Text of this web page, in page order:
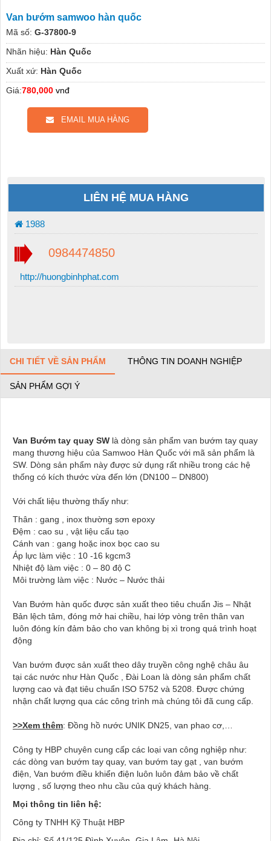
Van bướm samwoo hàn quốc
Mã số: G-37800-9
Nhãn hiệu: Hàn Quốc
Xuất xứ: Hàn Quốc
Giá:780,000 vnđ
EMAIL MUA HÀNG
LIÊN HỆ MUA HÀNG
1988
0984474850
http://huongbinhphat.com
CHI TIẾT VỀ SẢN PHẨM THÔNG TIN DOANH NGHIỆP
SẢN PHẨM GỢI Ý
Van Bướm tay quay SW ​ là dòng sản phẩm van bướm tay quay
mang thương hiệu của Samwoo Hàn Quốc với mã sản phẩm là
SW. Dòng sản phẩm này được sử dụng rất nhiều trong các hệ
thống có kích thước vừa đến lớn (DN100 – DN800)
Với chất liệu thường thấy như:
Thân : gang , inox thường sơn epoxy
Đệm : cao su , vật liệu cấu tạo
Cánh van : gang hoặc inox bọc cao su
Áp lực làm việc : 10 -16 kgcm3
Nhiệt độ làm việc : 0 – 80 độ C
Môi trường làm việc : Nước – Nước thải
Van Bướm hàn quốc được sản xuất theo tiêu chuẩn Jis – Nhật
Bản lệch tâm, đóng mở hai chiều, hai lớp vòng trên thân van
luôn đóng kín đảm bảo cho van không bị xì trong quá trình hoạt
động
Van bướm được sản xuất theo dây truyền công nghệ châu âu
tại các nước như Hàn Quốc , Đài Loan là dòng sản phẩm chất
lượng cao và đạt tiêu chuẩn ISO 5752 và 5208. Được chứng
nhận chất lượng qua các công trình mà chúng tôi đã cung cấp.
>>Xem thêm: Đồng hồ nước UNIK DN25, van phao cơ,…
Công ty HBP chuyên cung cấp các loại van công nghiệp như:
các dòng van bướm tay quay, van bướm tay gạt , van bướm
điện, Van bướm điều khiển điện luôn luôn đảm bảo về chất
lượng , số lượng theo nhu cầu của quý khách hàng.
Mọi thông tin liên hệ:
Công ty TNHH Kỹ Thuật HBP